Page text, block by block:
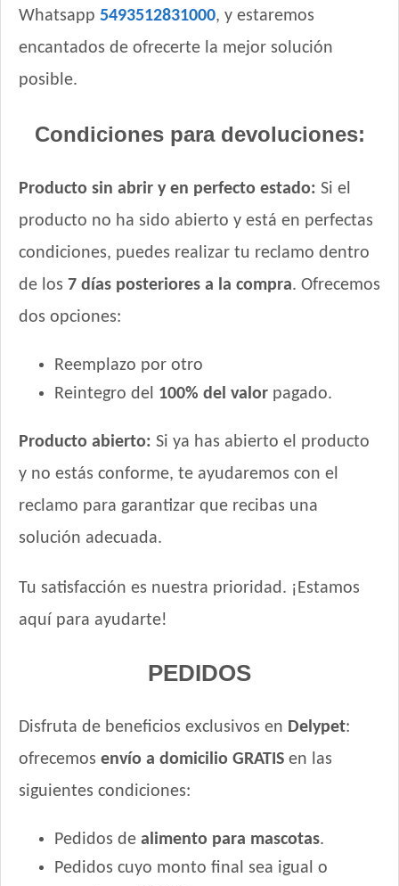
Whatsapp 5493512831000, y estaremos
encantados de ofrecerte la mejor solución
posible.
Condiciones para devoluciones:
Producto sin abrir y en perfecto estado: Si el
producto no ha sido abierto y está en perfectas
condiciones, puedes realizar tu reclamo dentro
de los 7 días posteriores a la compra. Ofrecemos
dos opciones:
Reemplazo por otro
Reintegro del 100% del valor pagado.
Producto abierto: Si ya has abierto el producto
y no estás conforme, te ayudaremos con el
reclamo para garantizar que recibas una
solución adecuada.
Tu satisfacción es nuestra prioridad. ¡Estamos
aquí para ayudarte!
PEDIDOS
Disfruta de beneficios exclusivos en Delypet:
ofrecemos envío a domicilio GRATIS en las
siguientes condiciones:
Pedidos de alimento para mascotas.
Pedidos cuyo monto final sea igual o